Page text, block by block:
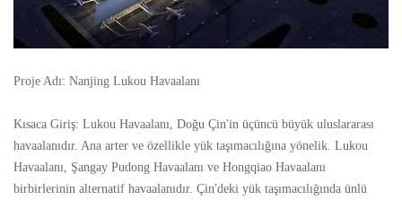
Proje Adı: Nanjing Lukou Havaalanı
Kısaca Giriş: Lukou Havaalanı, Doğu Çin'in üçüncü büyük uluslararası
havaalanıdır. Ana arter ve özellikle yük taşımacılığına yönelik. Lukou
Havaalanı, Şangay Pudong Havaalanı ve Hongqiao Havaalanı
birbirlerinin alternatif havaalanıdır. Çin'deki yük taşımacılığında ünlü